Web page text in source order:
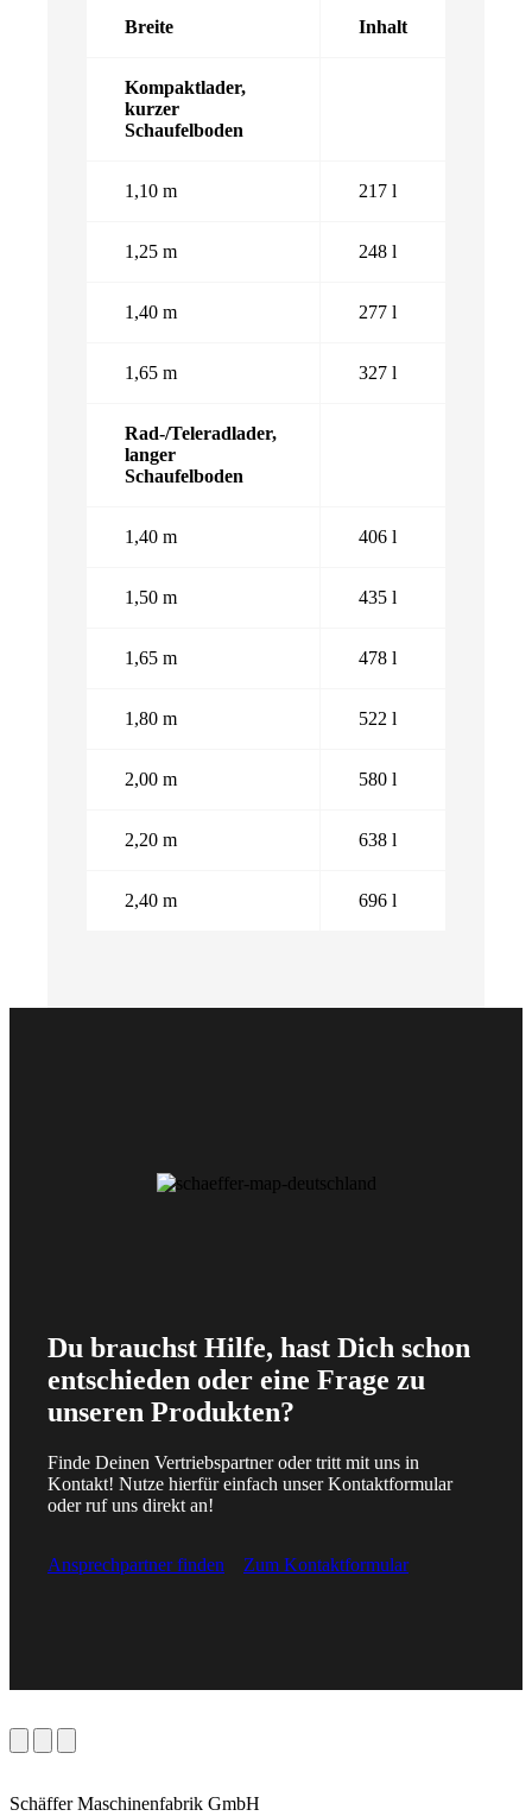
Breite Inhalt
Kompaktlader,
kurzer
Schaufelboden
1,10 m 217 l
1,25 m 248 l
1,40 m 277 l
1,65 m 327 l
Rad-/Teleradlader,
langer
Schaufelboden
1,40 m 406 l
1,50 m 435 l
1,65 m 478 l
1,80 m 522 l
2,00 m 580 l
2,20 m 638 l
2,40 m 696 l
Du brauchst Hilfe, hast Dich schon
entschieden oder eine Frage zu
unseren Produkten?
Finde Deinen Vertriebspartner oder tritt mit uns in
Kontakt! Nutze hierfür einfach unser Kontaktformular
oder ruf uns direkt an!
Ansprechpartner finden Zum Kontaktformular
Schäffer Maschinenfabrik GmbH